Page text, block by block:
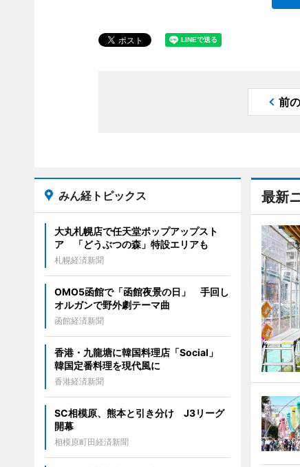
前
最新
みん経トピックス
大丸札幌店で任天堂ポップアップスト
ア 「どうぶつの森」特設エリアも
札幌経済新聞
OMO5函館で「函館夜景の日」 手回し
オルガンで野外劇テーマ曲
函館経済新聞
香港・九龍塘に韓国料理店「Social」
韓国定番料理を現代風に
香港経済新聞
SC相模原、熊本と引き分け J3リーグ
開幕
相模原町田経済新聞